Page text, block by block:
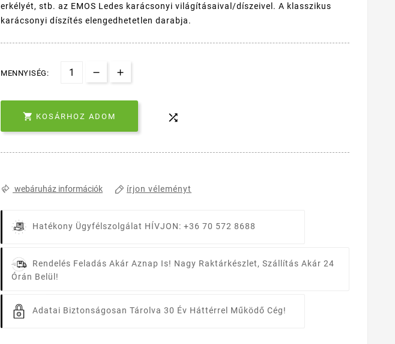
erkélyét, stb. az EMOS Ledes karácsonyi világításaival/díszeivel. A klasszikus
karácsonyi díszítés elengedhetetlen darabja.
MENNYISÉG:
 KOSÁRHOZ ADOM 
webáruház információk írjon véleményt
Hatékony Ügyfélszolgálat HÍVJON: +36 70 572 8688
Rendelés Feladás Akár Aznap Is! Nagy Raktárkészlet, Szállítás Akár 24
Órán Belül!
Adatai Biztonságosan Tárolva 30 Év Háttérrel Működő Cég!